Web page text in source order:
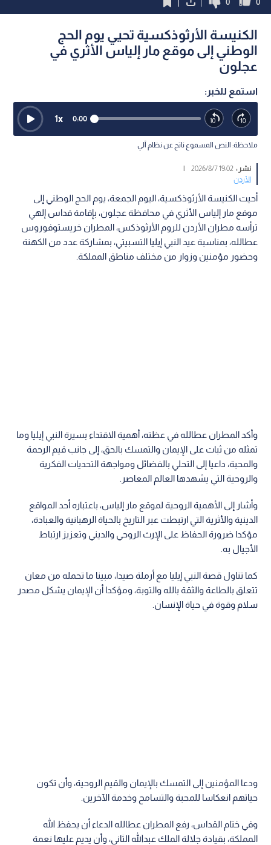
0
0
الكنيسة الأرثوذكسية تحيي يوم الحج
الوطني إلى موقع مار إلياس الأثري في
عجلون
استمع للخبر:
0:00
1x
ملاحظة: النص المسموع ناتج عن نظام آلي
نشر :19:02 2026/8/7
|
الأردن
أحيت الكنيسة الأرثوذكسية، اليوم الجمعة، يوم الحج الوطني إلى
موقع مار إلياس الأثري في محافظة عجلون، بإقامة قداس إلهي
ترأسه مطران الأردن للروم الأرثوذكس، المطران خريستوفوروس
عطالله، بمناسبة عيد النبي إيليا التسبيتي، بمشاركة عدد من الكهنة
وحضور مؤمنين وزوار من مختلف مناطق المملكة.
وأكد المطران عطالله في عظته، أهمية الاقتداء بسيرة النبي إيليا وما
تمثله من ثبات على الإيمان والتمسك بالحق، إلى جانب قيم الرحمة
والمحبة، داعيا إلى التحلي بالفضائل ومواجهة التحديات الفكرية
والروحية التي يشهدها العالم المعاصر.
وأشار إلى الأهمية الروحية لموقع مار إلياس، باعتباره أحد المواقع
الدينية والأثرية التي ارتبطت عبر التاريخ بالحياة الرهبانية والعبادة،
مؤكدا ضرورة الحفاظ على الإرث الروحي والديني وتعزيز ارتباط
الأجيال به.
كما تناول قصة النبي إيليا مع أرملة صيدا، مبينا ما تحمله من معان
تتعلق بالطاعة والثقة بالله والتوبة، ومؤكدا أن الإيمان يشكل مصدر
سلام وقوة في حياة الإنسان.
ودعا المؤمنين إلى التمسك بالإيمان والقيم الروحية، وأن تكون
حياتهم انعكاسا للمحبة والتسامح وخدمة الآخرين.
وفي ختام القداس، رفع المطران عطالله الدعاء أن يحفظ الله
المملكة، بقيادة جلالة الملك عبدالله الثاني، وأن يديم عليها نعمة